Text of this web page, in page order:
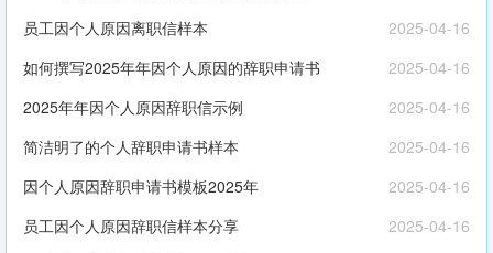
2025-04-16
员工因个人原因离职信样本
2025-04-16
如何撰写2025年年因个人原因的辞职申请书
2025-04-16
2025年年因个人原因辞职信示例
2025-04-16
简洁明了的个人辞职申请书样本
2025-04-16
因个人原因辞职申请书模板2025年
2025-04-16
员工因个人原因辞职信样本分享